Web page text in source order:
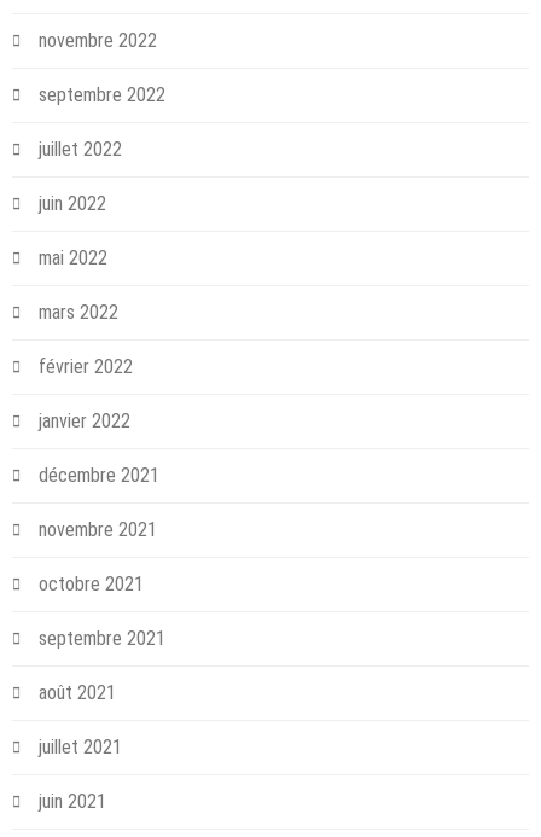
novembre 2022
septembre 2022
juillet 2022
juin 2022
mai 2022
mars 2022
février 2022
janvier 2022
décembre 2021
novembre 2021
octobre 2021
septembre 2021
août 2021
juillet 2021
juin 2021